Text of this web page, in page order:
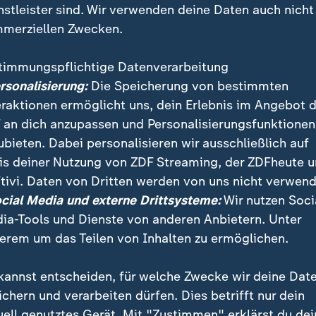
Fachkräftemangel und Billigpreise der globalen
unter Druck. Wie die Eisengießerei
sind. Wir verwenden deine Daten auch nicht
Zwecken.
Datenverarbeitung
Die Speicherung von bestimmten
ermöglicht uns, dein Erlebnis im Angebot
an dich anzupassen und Personalisierungsfunktionen
Dabei personalisieren wir ausschließlich auf
deiner Nutzung von ZDF Streaming, der ZDFheute
Daten von Dritten werden von uns nicht
Media und externe Drittsysteme:Wir nutzen
Tools und Dienste von anderen Anbietern. Unter
um das Teilen von Inhalten zu ermöglichen.
entscheiden, für welche Zwecke wir deine
und verarbeiten dürfen. Dies betrifft nur dein